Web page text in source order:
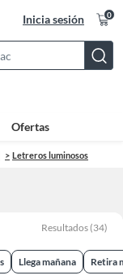
Inicia sesión 0
Bar
Ofertas
Letreros luminosos
Resultados (34)
Llega mañana Retira